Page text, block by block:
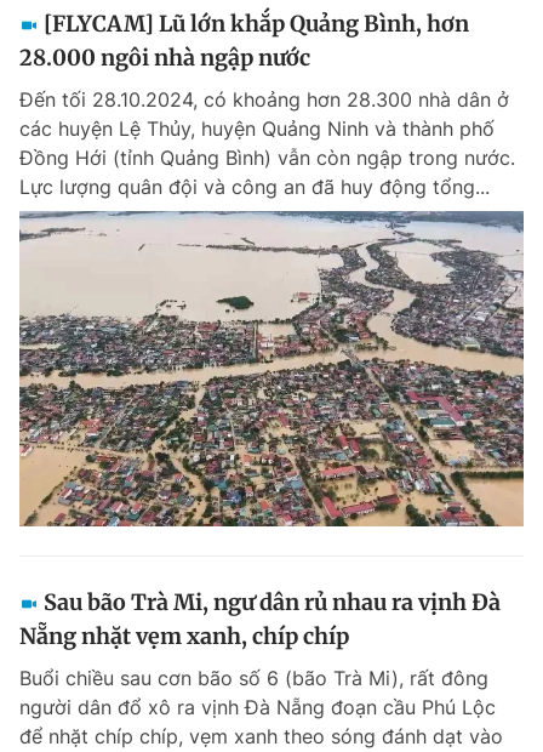
[FLYCAM] Lũ lớn khắp Quảng Bình, hơn
28.000 ngôi nhà ngập nước
Đến tối 28.10.2024, có khoảng hơn 28.300 nhà dân ở
các huyện Lệ Thủy, huyện Quảng Ninh và thành phố
Đồng Hới (tỉnh Quảng Bình) vẫn còn ngập trong nước.
Lực lượng quân đội và công an đã huy động tổng...
Sau bão Trà Mi, ngư dân rủ nhau ra vịnh Đà
Nẵng nhặt vẹm xanh, chíp chíp
Buổi chiều sau cơn bão số 6 (bão Trà Mi), rất đông
người dân đổ xô ra vịnh Đà Nẵng đoạn cầu Phú Lộc
để nhặt chíp chíp, vẹm xanh theo sóng đánh dạt vào